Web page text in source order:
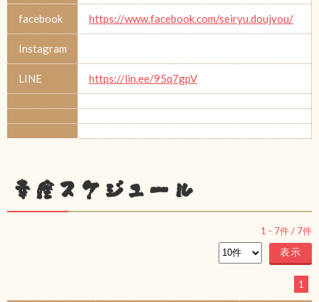
facebook https://www.facebook.com/seiryu.doujyou/
Instagram
LINE https://lin.ee/95q7gpV
幸座スケジュール
1 - 7件 / 7件
1